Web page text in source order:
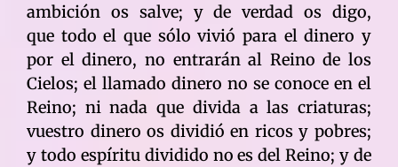
ambición os salve; y de verdad os digo,
que todo el que sólo vivió para el dinero y
por el dinero, no entrarán al Reino de los
Cielos; el llamado dinero no se conoce en el
Reino; ni nada que divida a las criaturas;
vuestro dinero os dividió en ricos y pobres;
y todo espíritu dividido no es del Reino; y de